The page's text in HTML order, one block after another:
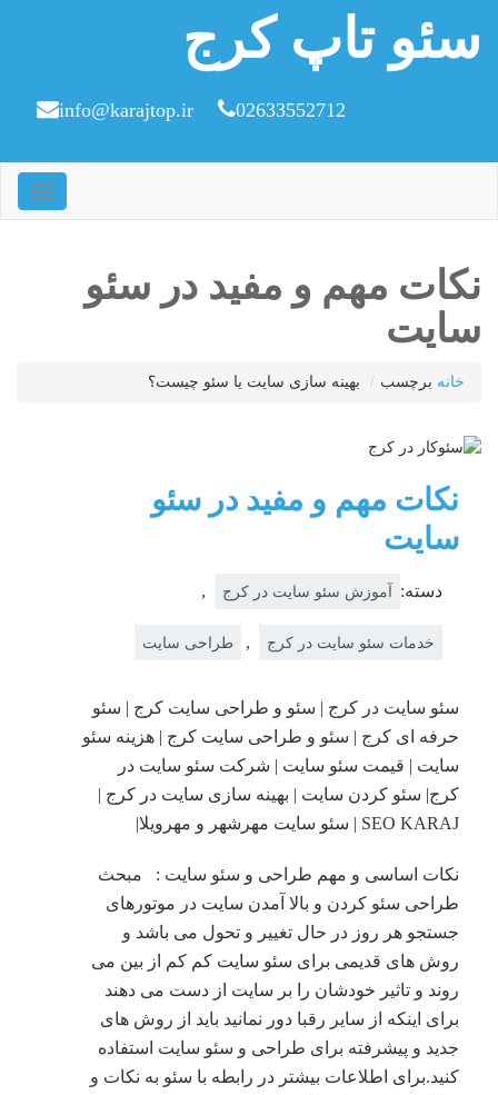
سئو تاپ کرج
info@karajtop.ir 02633552712
ناوبری
نکات مهم و مفید در سئو
سایت
خانه برچسب بهینه سازی سایت یا سئو چیست؟
نکات مهم و مفید در سئو
سایت
دسته: آموزش سئو سایت در کرج ,
خدمات سئو سایت در کرج , طراحی سایت
سئو سایت در کرج | سئو و طراحی سایت کرج | سئو
حرفه ای کرج | سئو و طراحی سایت کرج | هزینه سئو
سایت | قیمت سئو سایت | شرکت سئو سایت در
کرج| سئو کردن سایت | بهینه سازی سایت در کرج |
SEO KARAJ | سئو سایت مهرشهر و مهرویلا|
نکات اساسی و مهم طراحی و سئو سایت : مبحث
طراحی سئو کردن و بالا آمدن سایت در موتورهای
جستجو هر روز در حال تغییر و تحول می باشد و
روش های قدیمی برای سئو سایت کم کم از بین می
روند و تاثیر خودشان را بر سایت از دست می دهند
برای اینکه از سایر رقبا دور نمانید باید از روش های
جدید و پیشرفته برای طراحی و سئو سایت استفاده
کنید.برای اطلاعات بیشتر در رابطه با سئو به نکات و